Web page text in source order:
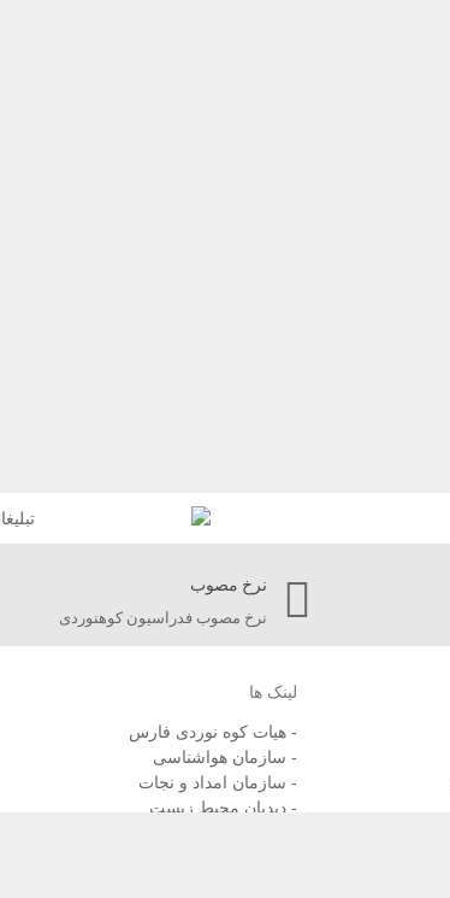
نرخ مصوب
نرخ مصوب فدراسیون کوهنوردی
لینک ها
- هیات کوه نوردی فارس
- سازمان هواشناسی
- سازمان امداد و نجات
- دیدبان محیط زیست